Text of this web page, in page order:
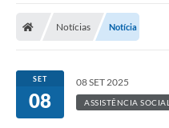
Notícias Notícia
SET
08
08 SET 2025
ASSISTÊNCIA SOCIAL